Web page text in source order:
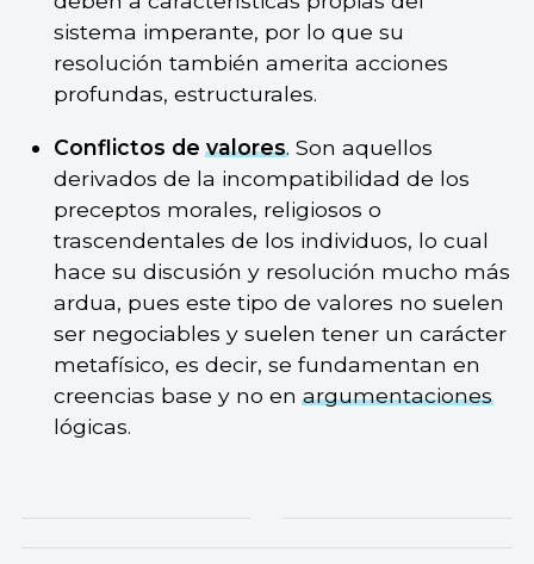
sistema imperante, por lo que su
resolución también amerita acciones
profundas, estructurales.
Conflictos devalores. Son aquellos
derivados de la incompatibilidad de los
preceptos morales, religiosos o
trascendentales de los individuos, lo cual
hace su discusión y resolución mucho más
ardua, pues este tipo de valores no suelen
ser negociables y suelen tener un carácter
metafísico, es decir, se fundamentan en
creencias base y no enargumentaciones
lógicas.